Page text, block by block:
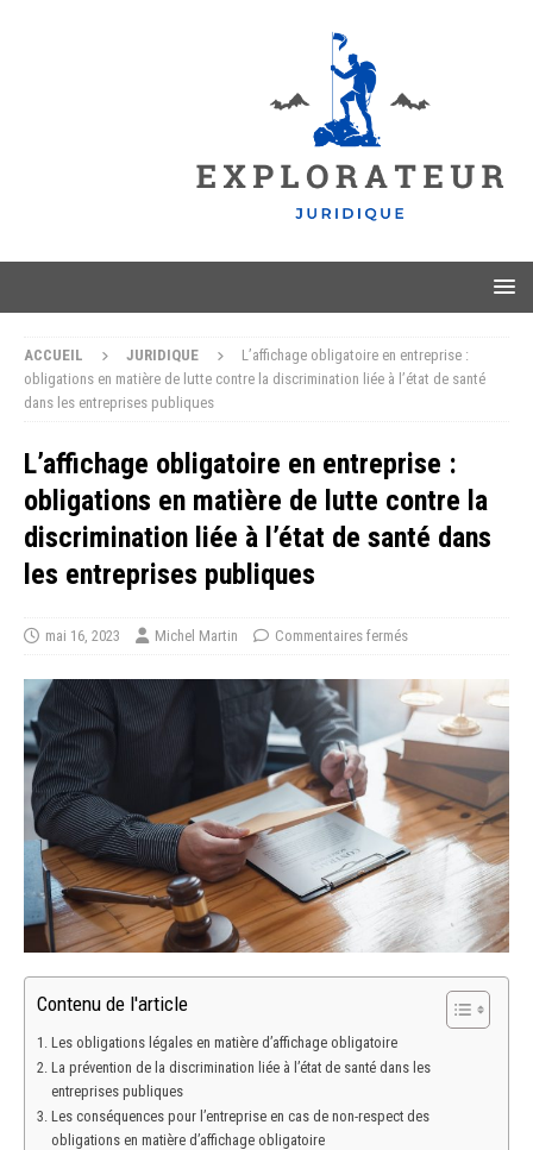
ACCUEIL JURIDIQUE
L’affichage obligatoire en entreprise :
obligations en matière de lutte contre la discrimination liée à l’état de santé
dans les entreprises publiques
L’affichage obligatoire en entreprise :
obligations en matière de lutte contre la
discrimination liée à l’état de santé dans
les entreprises publiques
mai 16, 2023 Michel Martin Commentaires fermés
Contenu de l'article
Les obligations légales en matière d’affichage obligatoire
La prévention de la discrimination liée à l’état de santé dans les
entreprises publiques
Les conséquences pour l’entreprise en cas de non-respect des
obligations en matière d’affichage obligatoire